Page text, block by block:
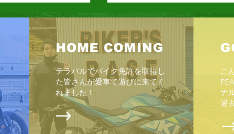
DR-Z4SM
HOME COMING
テラバルでバイク免許を取得し
た皆さんが愛車で遊びに来てく
れました！
こ
ナ
過